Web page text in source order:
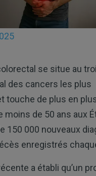
se situe au
des cancers les plus
touche de plus en
moins de 50 ans aux
150 000 nouveaux
enregistrés
a établi qu’un